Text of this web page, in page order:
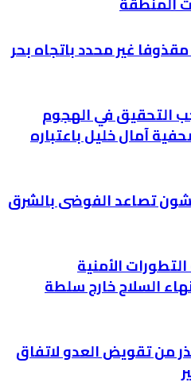
غير محدد باتجاه بحر
التحقيق في الهجوم
آمال خليل باعتباره
تصاعد الفوضى بالشرق
الأمنية
السلاح خارج سلطة
من تقويض العدو لاتفاق